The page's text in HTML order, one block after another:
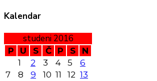
Kalendar
studeni 2016
P U S Č P S
N
1
2 3 4 5
6
7
8 9 10 11 12 13